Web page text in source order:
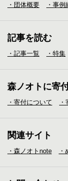
・団体概要 ・事例
記事を読む
・記事一覧 ・特集
森ノオトに寄
・寄付について
関連サイト
・森ノオトnote